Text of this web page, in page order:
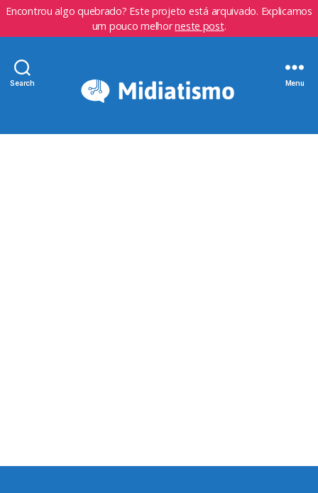
Encontrou algo quebrado? Este projeto está arquivado. Explicamos
um pouco melhorneste post.
Search Menu